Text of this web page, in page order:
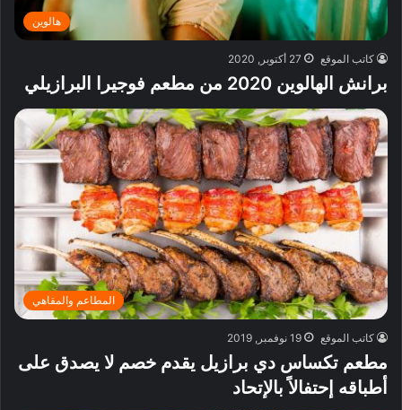
هالوين
كاتب الموقع 27 أكتوبر, 2020
برانش الهالوين 2020 من مطعم فوجيرا البرازيلي
المطاعم والمقاهي
كاتب الموقع 19 نوفمبر, 2019
مطعم تكساس دي برازيل يقدم خصم لا يصدق على
أطباقه إحتفالاً بالإتحاد